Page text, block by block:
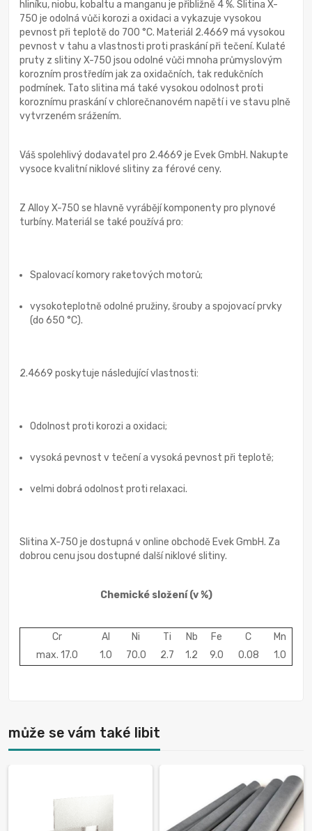
hliníku, niobu, kobaltu a manganu je přibližně 4 %. Slitina X-
750 je odolná vůči korozi a oxidaci a vykazuje vysokou
pevnost při teplotě do 700 °C. Materiál 2.4669 má vysokou
pevnost v tahu a vlastnosti proti praskání při tečení. Kulaté
pruty z slitiny X-750 jsou odolné vůči mnoha průmyslovým
korozním prostředím jak za oxidačních, tak redukčních
podmínek. Tato slitina má také vysokou odolnost proti
koroznímu praskání v chlorečnanovém napětí i ve stavu plně
vytvrzeném srážením.
Váš spolehlivý dodavatel pro 2.4669 je Evek GmbH. Nakupte
vysoce kvalitní niklové slitiny za férové ceny.
Z Alloy X-750 se hlavně vyrábějí komponenty pro plynové
turbíny. Materiál se také používá pro:
Spalovací komory raketových motorů;
vysokoteplotně odolné pružiny, šrouby a spojovací prvky
(do 650 °C).
2.4669 poskytuje následující vlastnosti:
Odolnost proti korozi a oxidaci;
vysoká pevnost v tečení a vysoká pevnost při teplotě;
velmi dobrá odolnost proti relaxaci.
Slitina X-750 je dostupná v online obchodě Evek GmbH. Za
dobrou cenu jsou dostupné další niklové slitiny.
Chemické složení(v %)
Cr Al Ni Ti Nb Fe C
Mn
max. 17.0
1.0 70.0 2.7 1.2 9.0 0.08 1.0
může se vám také libit